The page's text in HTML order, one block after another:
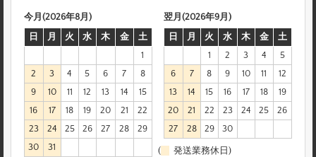
今月(2026年8月)
日
月 火 水 木 金
土
1
2
3 4 5 6 7
8
9
10 11 12 13 14
15
16
17 18 19 20 21
22
23
24 25 26 27 28
29
30
31
翌月(2026年9月)
日
月 火 水 木 金
土
1
2 3 4
5
6
7 8 9 10 11
12
13
14 15 16 17 18
19
20
21 22 23 24 25
26
27
28 29 30
( 発送業務休日)